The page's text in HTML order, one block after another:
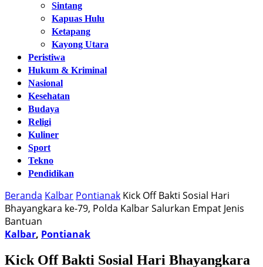
Sintang
Kapuas Hulu
Ketapang
Kayong Utara
Peristiwa
Hukum & Kriminal
Nasional
Kesehatan
Budaya
Religi
Kuliner
Sport
Tekno
Pendidikan
Beranda Kalbar Pontianak Kick Off Bakti Sosial Hari
Bhayangkara ke-79, Polda Kalbar Salurkan Empat Jenis
Bantuan
Kalbar, Pontianak
Kick Off Bakti Sosial Hari Bhayangkara